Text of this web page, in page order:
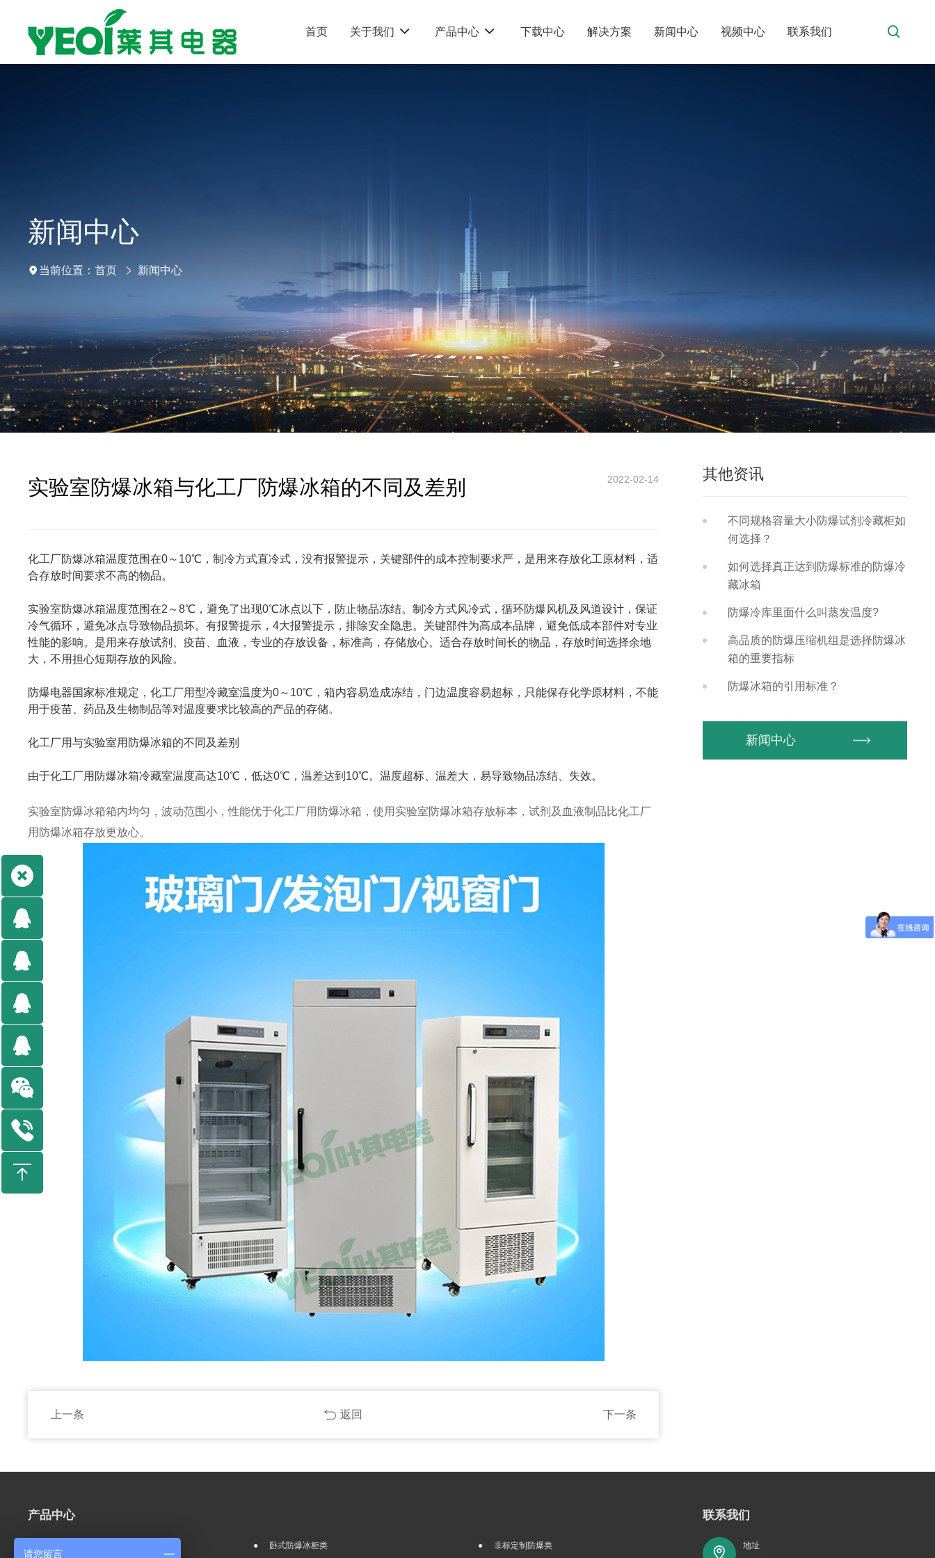
首页 关于我们 产品中心 下载中心 解决方案 新闻中心 视频中心 联系我们
新闻中心
当前位置：首页 新闻中心
实验室防爆冰箱与化工厂防爆冰箱的不同及差别 2022-02-14
化工厂防爆冰箱温度范围在0～10℃，制冷方式直冷式，没有报警提示，关键部件的成本控制要求严，是用来存放化工原材料，适
合存放时间要求不高的物品。
实验室防爆冰箱温度范围在2～8℃，避免了出现0℃冰点以下，防止物品冻结。制冷方式风冷式，循环防爆风机及风道设计，保证
冷气循环，避免冰点导致物品损坏。有报警提示，4大报警提示，排除安全隐患。关键部件为高成本品牌，避免低成本部件对专业
性能的影响。是用来存放试剂、疫苗、血液，专业的存放设备，标准高，存储放心。适合存放时间长的物品，存放时间选择余地
大，不用担心短期存放的风险。
防爆电器国家标准规定，化工厂用型冷藏室温度为0～10℃，箱内容易造成冻结，门边温度容易超标，只能保存化学原材料，不能
用于疫苗、药品及生物制品等对温度要求比较高的产品的存储。
化工厂用与实验室用防爆冰箱的不同及差别
由于化工厂用防爆冰箱冷藏室温度高达10℃，低达0℃，温差达到10℃。温度超标、温差大，易导致物品冻结、失效。
实验室防爆冰箱箱内均匀，波动范围小，性能优于化工厂用防爆冰箱，使用实验室防爆冰箱存放标本，试剂及血液制品比化工厂
用防爆冰箱存放更放心。
上一条 返回 下一条
其他资讯
不同规格容量大小防爆试剂冷藏柜如
何选择？
如何选择真正达到防爆标准的防爆冷
藏冰箱
防爆冷库里面什么叫蒸发温度?
高品质的防爆压缩机组是选择防爆冰
箱的重要指标
防爆冰箱的引用标准？
新闻中心
产品中心
卧式防爆冰柜类
非标定制防爆类
联系我们
地址
请您留言